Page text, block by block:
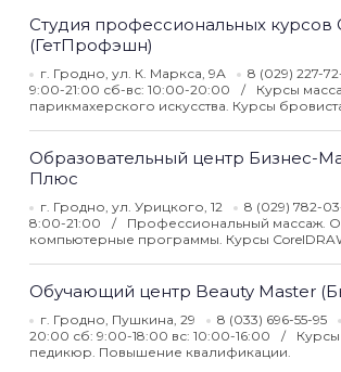
Студия профессиональных курсов
(ГетПрофэшн)
г. Гродно, ул. К. Маркса, 9А 8 (029) 227-
9:00-21:00 сб-вс: 10:00-20:00
Курсы
парикмахерского искусства. Курсы
Образовательный центр Бизнес-
Плюс
г. Гродно, ул. Урицкого, 12 8 (029) 782-
8:00-21:00
Профессиональный массаж.
компьютерные программы. Курсы
Обучающий центр Beauty Master
г. Гродно, Пушкина, 29 8 (033) 696-55-95
20:00 сб: 9:00-18:00 вс: 10:00-16:00
педикюр. Повышение квалификации.